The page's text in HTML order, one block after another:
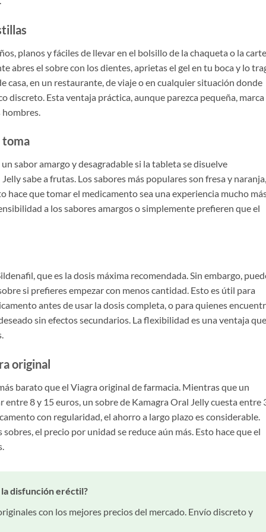
planos y fáciles de llevar en el bolsillo de la chaqueta o la
abres el sobre con los dientes, aprietas el gel en tu boca y lo
casa, en un restaurante, de viaje o en cualquier situación donde
discreto. Esta ventaja práctica, aunque parezca pequeña, marca
toma
sabor amargo y desagradable si la tableta se disuelve
sabe a frutas. Los sabores más populares son fresa y naranja,
hace que tomar el medicamento sea una experiencia mucho
a los sabores amargos o simplemente prefieren que el
que es la dosis máxima recomendada. Sin embargo,
si prefieres empezar con menos cantidad. Esto es útil para
antes de usar la dosis completa, o para quienes
sin efectos secundarios. La flexibilidad es una ventaja
original
barato que el Viagra original de farmacia. Mientras que un
8 y 15 euros, un sobre de Kamagra Oral Jelly cuesta entre
con regularidad, el ahorro a largo plazo es considerable.
el precio por unidad se reduce aún más. Esto hace que el
disfunción eréctil?
con los mejores precios del mercado. Envío discreto y